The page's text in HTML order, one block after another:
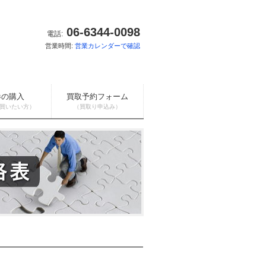
電話: 06-6344-0098
営業時間: 営業カレンダーで確認
購入
いたい方）
買取予約フォーム
（買取り申込み）